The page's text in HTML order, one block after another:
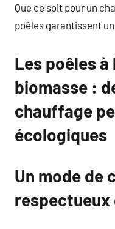
Que ce soit pour un
poêles garantissent
Les poêles
biomasse :
chauffage
écologiques
Un mode de
respectueux